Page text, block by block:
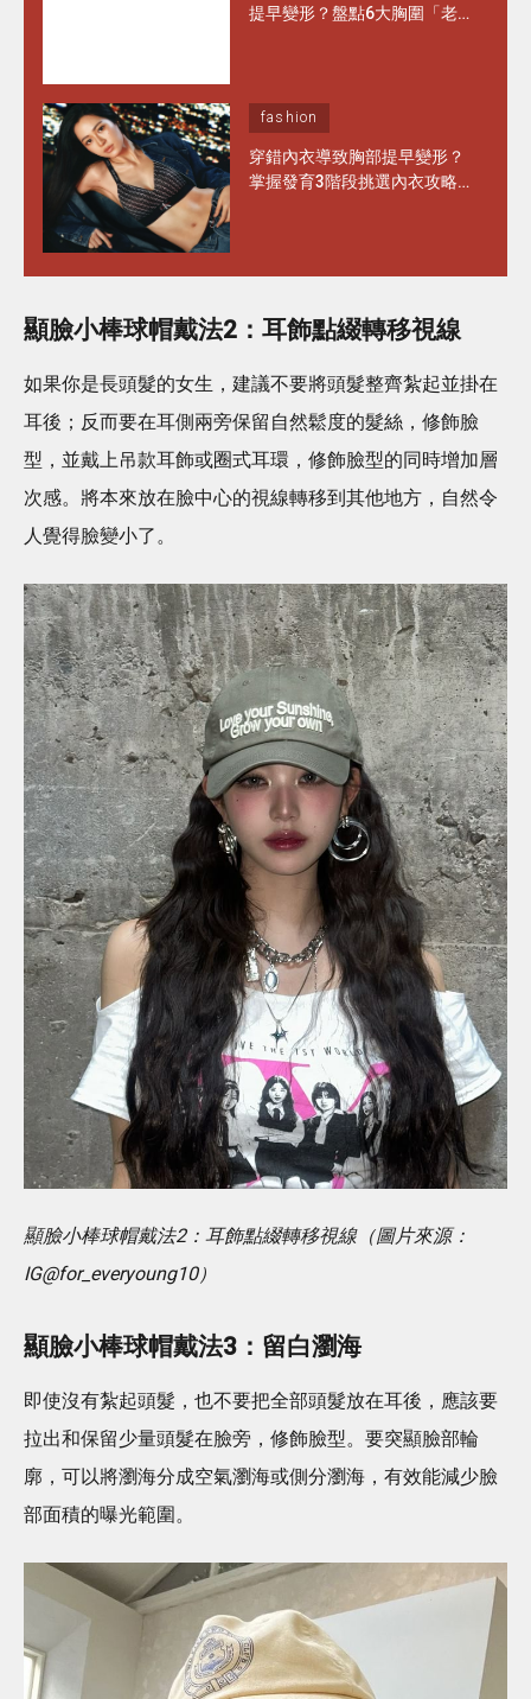
提早變形？盤點6大胸圍「老
fashion
穿錯內衣導致胸部提早變形？
掌握發育3階段挑選內衣攻略
顯臉小棒球帽戴法2： 耳飾點綴轉移視線
如果你是長頭髮的女生，建議不要將頭髮整齊紮起並掛在
耳後；反而要在耳側兩旁保留自然鬆度的髮絲，修飾臉
型，並戴上吊款耳飾或圈式耳環，修飾臉型的同時增加層
次感。將本來放在臉中心的視線轉移到其他地方，自然令
人覺得臉變小了。
顯臉小棒球帽戴法2：耳飾點綴轉移視線（圖片來源：
IG@for_everyoung10）
顯臉小棒球帽戴法3： 留白瀏海
即使沒有紮起頭髮，也不要把全部頭髮放在耳後，應該要
拉出和保留少量頭髮在臉旁，修飾臉型。要突顯臉部輪
廓，可以將瀏海分成空氣瀏海或側分瀏海，有效能減少臉
部面積的曝光範圍。